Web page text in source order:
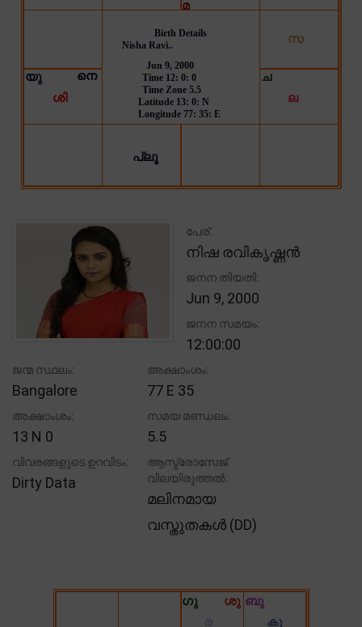
പേര്:
നിഷ രവികൃഷ്ണൻ
ജനന തിയതി:
Jun 9, 2000
ജനന സമയം:
12:00:00
ജന്മ സ്ഥലം:
Bangalore
അക്ഷാംശം:
77 E 35
അക്ഷാംശം:
13 N 0
സമയ മണ്ഡലം:
5.5
വിവരങ്ങളുടെ ഉറവിടം:
Dirty Data
ആസ്ട്രോസേജ്
വിലയിരുത്തൽ:
മലിനമായ
വസ്തുതകൾ (DD)